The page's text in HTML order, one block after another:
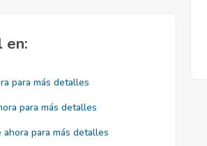
en:
para más detalles
para más detalles
ahora para más detalles